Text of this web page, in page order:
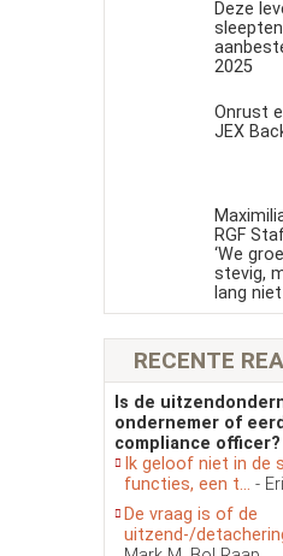
Deze
2025
Onrust
JEX
RGF
‘We
stevig,
lang
RECENTE
Is de
ondernemer of
compliance officer?
Ik geloof niet in de
functies, een t... -
De vraag is of de
uitzend-/